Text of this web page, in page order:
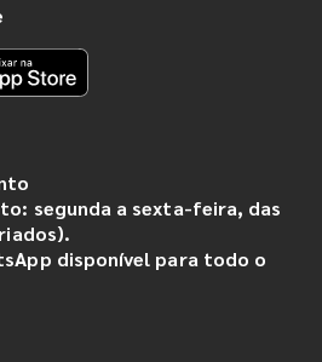
segunda a sexta-feira, das
disponível para todo o